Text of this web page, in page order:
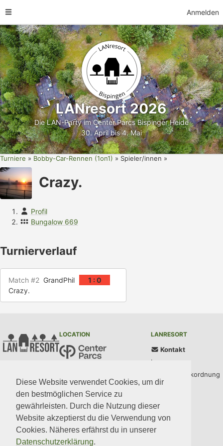
Diese Website verwendet Cookies, um dir
den bestmöglichen Service zu
gewährleisten. Durch die Nutzung dieser
Website akzeptierst du die Verwendung von
Cookies. Näheres erfährst du in unserer
Datenschutzerklärung.
Anmelden
LANresort 2026
Die LAN-Party im Center Parcs Bispinger Heide
30. April bis 4. Mai
Turniere Bobby-Car-Rennen (1on1) Spieler/innen
Crazy.
Profil
Bungalow 669
Turnierverlauf
Match #2 GrandPhil
1 : 0
Crazy.
LOCATION
Töpinger Straße 69
29646 Bispingen
LANRESORT
Kontakt
Impressum
AGB und Parkordnung
Datenschutz
MEDIA